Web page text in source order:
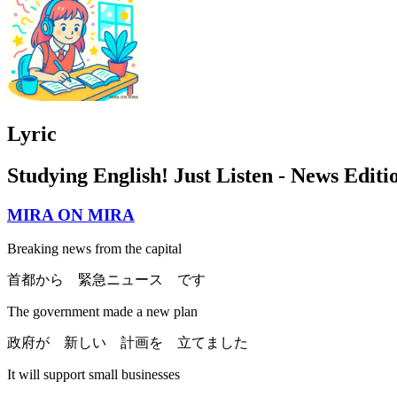
Lyric
Studying English! Just Listen - News
MIRA ON MIRA
Breaking news from the capital
首都から 緊急ニュース です
The government made a new plan
政府が 新しい 計画を 立てました
It will support small businesses